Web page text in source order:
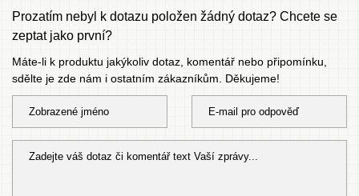
Prozatím nebyl k dotazu položen žádný dotaz? Chcete se
zeptat jako první?
Máte-li k produktu jakýkoliv dotaz, komentář nebo připomínku,
sdělte je zde nám i ostatním zákazníkům. Děkujeme!